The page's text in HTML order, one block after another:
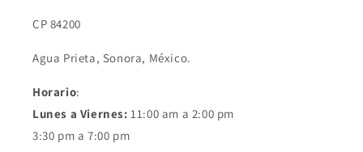
CP 84200
Agua Prieta, Sonora, México.
Horario:
Lunes a Viernes: 11:00 am a 2:00 pm
3:30 pm a 7:00 pm